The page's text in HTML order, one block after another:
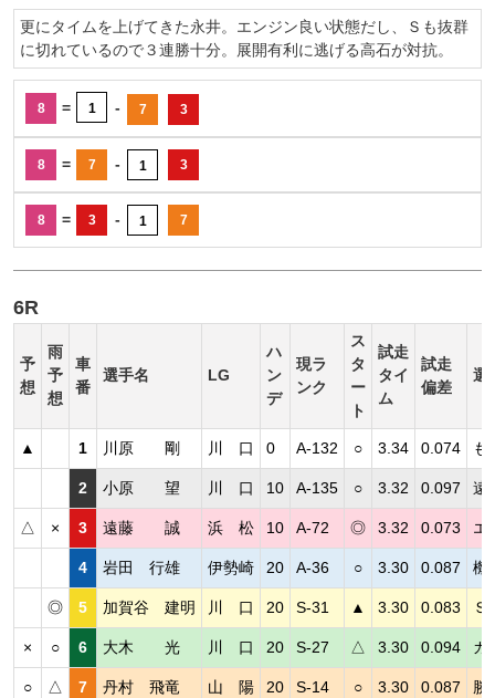
更にタイムを上げてきた永井。エンジン良い状態だし、Ｓも抜群
に切れているので３連勝十分。展開有利に逃げる高石が対抗。
8 = 1 - 7 3
8 = 7 - 1 3
8 = 3 - 1 7
6R
予
想
雨
予
想
車
番
選手名 LG
ハ
ン
デ
現ラ
ンク
ス
タ
ー
ト
試走
タイ
ム
試走
偏差
選
▲ 1 川原 剛 川 口 0 A-132 ○ 3.34 0.074 も
2 小原 望 川 口 10 A-135 ○ 3.32 0.097 遠
△ × 3 遠藤 誠 浜 松 10 A-72 ◎ 3.32 0.073 エ
4 岩田 行雄 伊勢崎 20 A-36 ○ 3.30 0.087 機
◎ 5 加賀谷 建明 川 口 20 S-31 ▲ 3.30 0.083 Ｓ
× ○ 6 大木 光 川 口 20 S-27 △ 3.30 0.094 ガ
○ △ 7 丹村 飛竜 山 陽 20 S-14 ○ 3.30 0.087 勝